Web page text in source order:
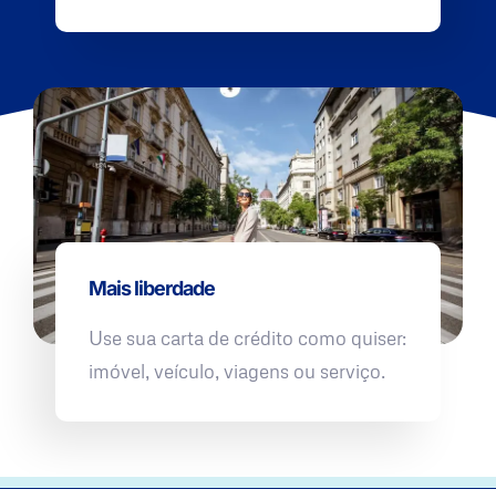
Mais liberdade
Use sua carta de crédito como quiser:
imóvel, veículo, viagens ou serviço.